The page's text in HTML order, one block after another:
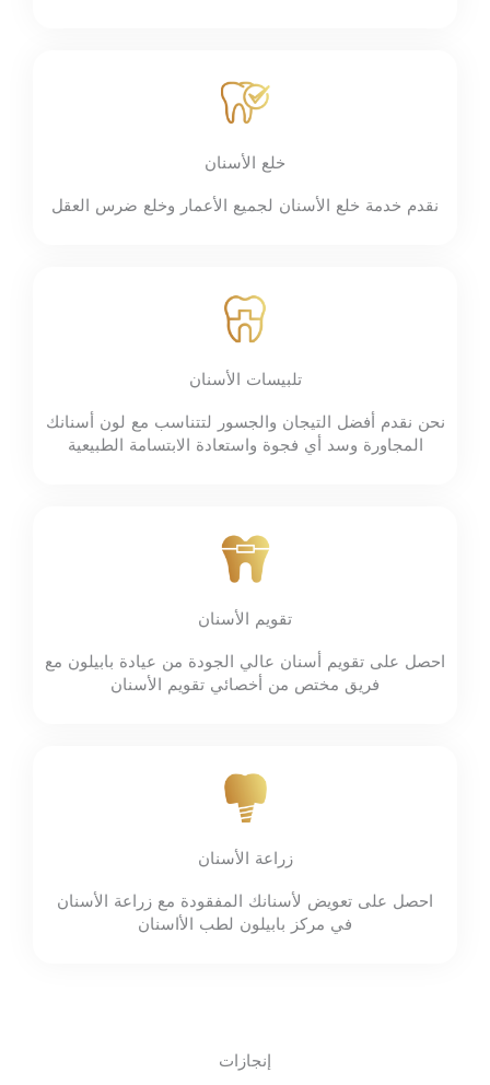
خلع الأسنان
نقدم خدمة خلع الأسنان لجميع الأعمار وخلع ضرس العقل
تلبيسات الأسنان
نحن نقدم أفضل التيجان والجسور لتتناسب مع لون أسنانك
المجاورة وسد أي فجوة واستعادة الابتسامة الطبيعية
تقويم الأسنان
احصل على تقويم أسنان عالي الجودة من عيادة بابيلون مع
فريق مختص من أخصائي تقويم الأسنان
زراعة الأسنان
احصل على تعويض لأسنانك المفقودة مع زراعة الأسنان
في مركز بابيلون لطب الأاسنان
إنجازات